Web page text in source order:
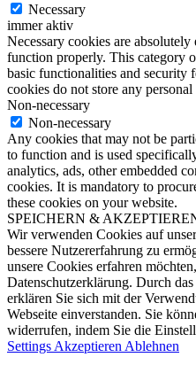
Necessary
immer aktiv
Necessary cookies are
function properly. This category
basic functionalities and security
cookies do not store any
Non-necessary
Non-necessary
Any cookies that may not be
to function and is used
analytics, ads, other embedded
cookies. It is mandatory to
these cookies on your website.
SPEICHERN &
Wir verwenden Cookies auf
bessere Nutzererfahrung zu
unsere Cookies erfahren
Datenschutzerklärung. Durch
erklären Sie sich mit der
Webseite einverstanden. Sie
widerrufen, indem Sie die
Settings Akzeptieren Ablehnen